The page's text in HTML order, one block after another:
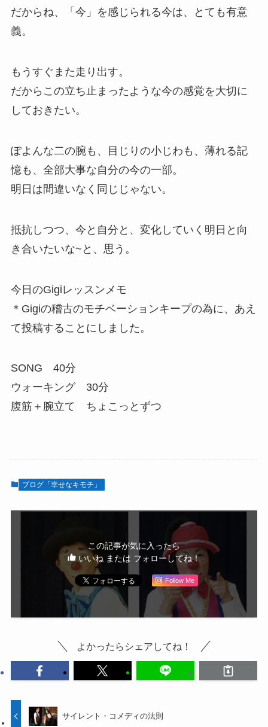
だからね、「今」を感じられる今は、とても有意
義。
もうすぐまた走り出す。
だからこの立ち止まったような今の感覚を大切に
しておきたい。
ぽよんな二の腕も、目じりの小じわも、薄れる記
憶も、全部大事な自分の今の一部。
明日は間違いなく同じじゃない。
抵抗しつつ、今と自分と、変化していく明日と向
き合いたいな~と、思う。
今日のGigiレッスンメモ
＊Gigiの稽古のモチベーションキープの為に、あえ
て投稿することにしました。
SONG 40分
ウォーキング 30分
腹筋＋腕立て ちょこっとずつ
ブログ「幸せなキモチ」
この記事が気に入ったら
いいね または フォローしてね！
Follow Me
よかったらシェアしてね！
サイレント・コメディの法則